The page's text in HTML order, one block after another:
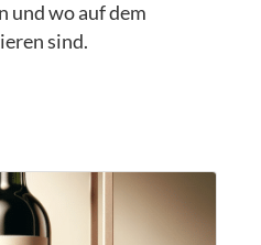
und wo auf dem
sind.